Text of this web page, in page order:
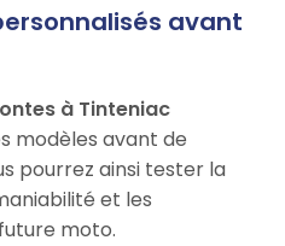
avant
à Tinteniac
modèles avant de
pourrez ainsi tester la
et les
moto.